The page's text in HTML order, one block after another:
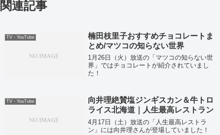
関連記事
TV・YouTube
楠田枝里子おすすめチョコレートま
とめ/マツコの知らない世界
1月26日（火）放送の「マツコの知らない世
界」ではチョコレートが紹介されていまし
た！
TV・YouTube
向井理絶賛塩ジンギスカン＆牛トロ
ライス北海道｜人生最高レストラン
4月17日（土）放送の「人生最高レストラ
ン」には向井理さんが登場していました！